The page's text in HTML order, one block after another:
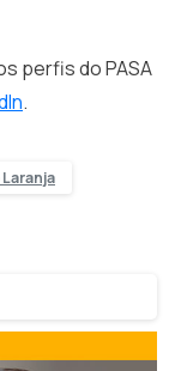
perfis do PASA
.